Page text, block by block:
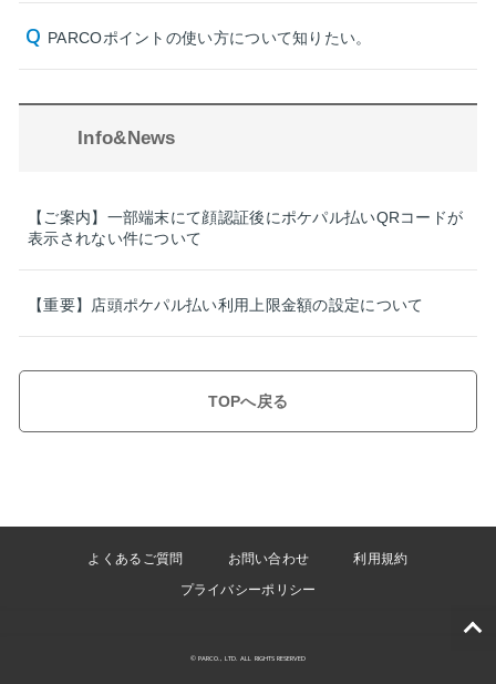
PARCOポイントの使い方について知りたい。
Info&News
【ご案内】一部端末にて顔認証後にポケパル払いQRコードが
表示されない件について
【重要】店頭ポケパル払い利用上限金額の設定について
TOPへ戻る
よくあるご質問 お問い合わせ
利用規約
プライバシーポリシー
© PARCO., LTD. ALL RIGHTS RESERVED